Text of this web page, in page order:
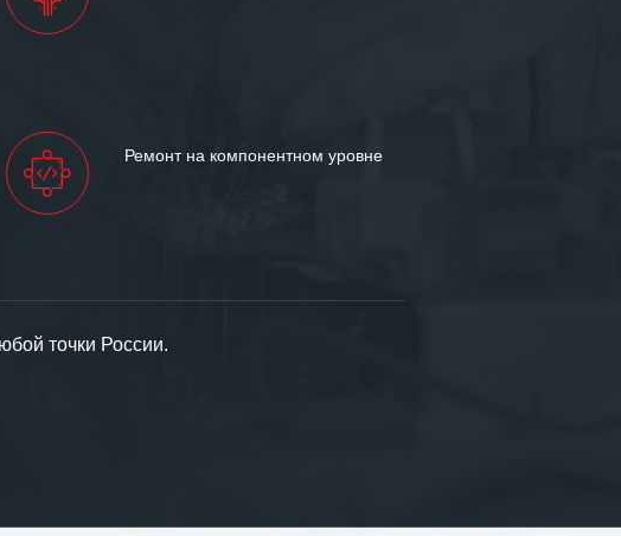
Ремонт на компонентном уровне
точки России.